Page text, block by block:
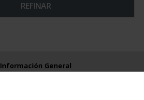
REFINAR
Información General